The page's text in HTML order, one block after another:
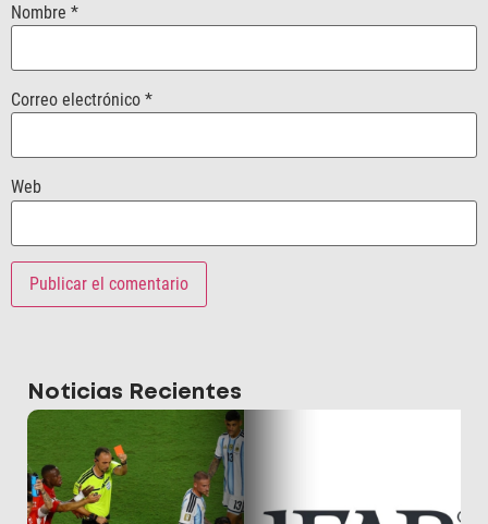
Nombre *
Correo electrónico *
Web
Noticias Recientes